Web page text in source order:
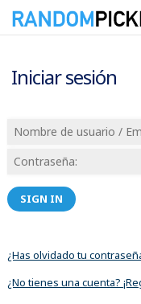
Iniciar sesión
SIGN IN
¿Has olvidado tu
¿No tienes una cuenta?